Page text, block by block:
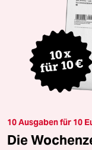
10 Ausgaben für 10
Die